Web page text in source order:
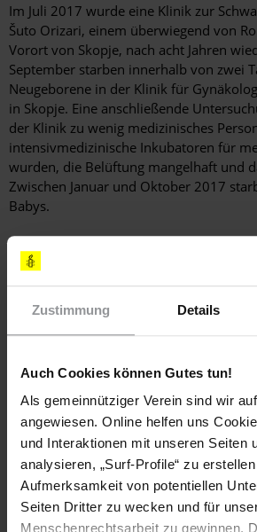
Zustimmung Details
Auch Cookies können Gutes tun!
Als gemeinnütziger Verein sind wir
angewiesen. Online helfen uns
und Interaktionen mit unseren Seiten
analysieren, „Surf-Profile“ zu
Aufmerksamkeit von potentiellen
Seiten Dritter zu wecken und für
Menschenrechtsarbeit zu gewinnen.
Im Juli 2017 wurde eine Klinik zur
Šuto Orizari, einem überwiegend von
Vorort von Skopje, nach acht Jahren
September starben innerhalb von zwei
Neugeborene in der Klinik für
in Skopje. Eine anschließende
der Klinik zu wenig medizinisches
intensivmedizinische Inkubatoren für
wurden, die Belüftung mangelhaft und
Zwischen Januar und Oktober 2017
Babys.
Tod in Gewahrsam
Im März 2017 wies das Europäische
der Roma darauf hin, dass junge Roma-
Gewahrsam an Überdosen von
Roma-Frau gestorben, nachdem sie
worden sei. Im Oktober zeigte sich der
Europarats zur Verhütung von Folter
oder erniedrigender Behandlung oder
dass seit 2006 nichts geschehen war,
die Haftbedingungen im
Idrizovo -
verbessern, wo im Jahr 2016 neun
waren.